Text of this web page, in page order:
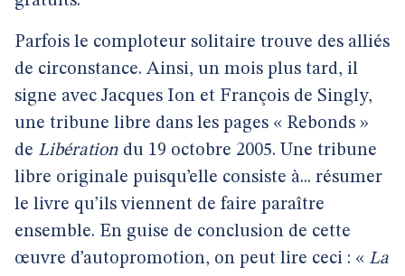
Parfois le comploteur solitaire trouve des alliés
de circonstance. Ainsi, un mois plus tard, il
signe avec Jacques Ion et François de Singly,
une tribune libre dans les pages « Rebonds »
de Libération du 19 octobre 2005. Une tribune
libre originale puisqu’elle consiste à... résumer
le livre qu’ils viennent de faire paraître
ensemble. En guise de conclusion de cette
œuvre d’autopromotion, on peut lire ceci : « La